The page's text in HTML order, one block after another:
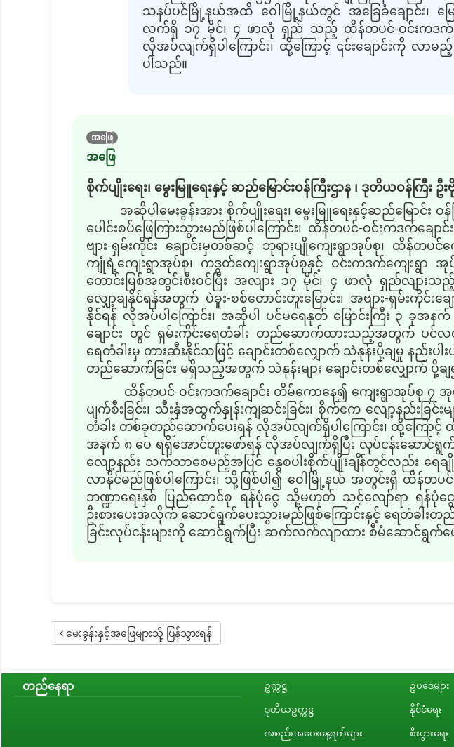
သနပ်ပင်မြို့နယ်အထိ ဝေါမြို့နယ်တွင် အခြေခံချောင်း၊ မြေ
လက်ရှိ ၁၇ မိုင်၊ ၄ ဖာလုံ ရှည် သည့် ထိန်တပင်-ဝင်းကဒက်ချေ
လိုအပ်လျက်ရှိပါကြောင်း၊ ထို့ကြောင့် ၎င်းချောင်းကို လာမ
ပါသည်။
အဖြေ
အဖြေ
စိုက်ပျိုးရေး၊ မွေးမြူရေးနှင့် ဆည်မြောင်းဝန်ကြီးဌာန ၊ ဒုတိယဝန်ကြီး
အဆိုပါမေးခွန်းအား စိုက်ပျိုးရေး၊ မွေးမြူရေးနှင့်ဆည်မြောင်း
ပေါင်းစပ်ဖြေကြားသွားမည်ဖြစ်ပါကြောင်း၊ ထိန်တပင်-ဝင်းကဒက်
ဗျား-ရှမ်းကိုင်း ချောင်းမှတစ်ဆင့် ဘုရားပျိုကျေးရွာအုပ်စု၊ ထိန်တ
ကျုံရဲ့ကျေးရွာအုပ်စု၊ ကဒွတ်ကျေးရွာအုပ်စုနှင့် ဝင်းကဒက်ကျေးရွာ
တောင်းမြစ်အတွင်းစီးဝင်ပြီး အလျား ၁၇ မိုင်၊ ၄ ဖာလုံ ရှည်လျားသ
လျှော့ချနိုင်ရန်အတွက် ပဲခူး-စစ်တောင်းတူးမြောင်း၊ အဗျား-ရှမ်းကိုင်
နိုင်ရန် လိုအပ်ပါကြောင်း၊ အဆိုပါ ပင်မရေနုတ် မြောင်းကြီး ၃ ခုအနက်
ချောင်း တွင် ရှမ်းကိုင်းရေတံခါး တည်ဆောက်ထားသည့်အတွက် ပင်
ရေတံခါးမှ တားဆီးနိုင်သဖြင့် ချောင်းတစ်လျှောက် သဲနုန်းပို့ချမှု နည်းပ
တည်ဆောက်ခြင်း မရှိသည့်အတွက် သဲနုန်းများ ချောင်းတစ်လျှောက် ပို့ချ၍
ထိန်တပင်-ဝင်းကဒက်ချောင်း တိမ်ကောနေ၍ ကျေးရွာအုပ်စု ၇ အု
ပျက်စီးခြင်း၊ သီးနှံအထွက်နှုန်းကျဆင်းခြင်း၊ စိုက်ဧက လျော့နည်းခြင်းမ
တံခါး တစ်ခုတည်ဆောက်ပေးရန် လိုအပ်လျက်ရှိပါကြောင်း၊ ထို့ကြောင့်
အနက် ၈ ပေ ရရှိအောင်တူးဖော်ရန် လိုအပ်လျက်ရှိပြီး လုပ်ငန်းဆောင်ရွက်
လျော့နည်း သက်သာစေမည့်အပြင် နွေစပါးစိုက်ပျိုးချိန်တွင်လည်း ရေ
လာနိုင်မည်ဖြစ်ပါကြောင်း၊ သို့ဖြစ်ပါ၍ ဝေါမြို့နယ် အတွင်းရှိ ထိန်တပ
ဘဏ္ဍာရေးနှစ် ပြည်ထောင်စု ရန်ပုံငွေ သို့မဟုတ် သင့်လျော်ရာ ရန်ပုံငွ
ဦးစားပေးအလိုက် ဆောင်ရွက်ပေးသွားမည်ဖြစ်ကြောင်းနှင့် ရေတံခါ
ခြင်းလုပ်ငန်းများကို ဆောင်ရွက်ပြီး ဆက်လက်လျာထား စီမံဆောင်ရွက်ပေ
မေးခွန်းနှင့်အဖြေများသို့ ပြန်သွားရန်
တည်နေရာ
ဥက္ကဋ္ဌ
ဒုတိယဥက္ကဋ္ဌ
အစည်းအဝေးနေ့ရက်များ
ဥပဒေများ
နိုင်ငံရေး
စီးပွားရေး